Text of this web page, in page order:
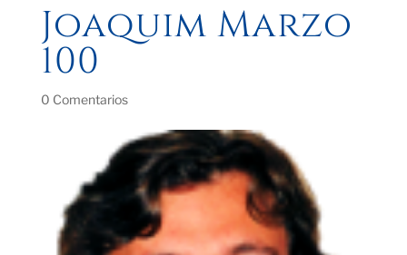
Joaquim Marzo
100
0 Comentarios